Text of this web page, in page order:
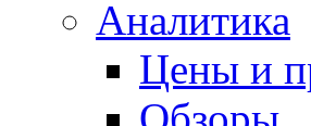
Аналитика
Цены и